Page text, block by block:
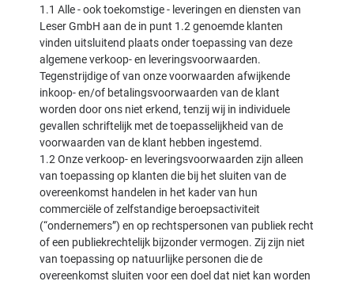
1.1 Alle - ook toekomstige - leveringen en diensten van
Leser GmbH aan de in punt 1.2 genoemde klanten
vinden uitsluitend plaats onder toepassing van deze
algemene verkoop- en leveringsvoorwaarden.
Tegenstrijdige of van onze voorwaarden afwijkende
inkoop- en/of betalingsvoorwaarden van de klant
worden door ons niet erkend, tenzij wij in individuele
gevallen schriftelijk met de toepasselijkheid van de
voorwaarden van de klant hebben ingestemd.
1.2 Onze verkoop- en leveringsvoorwaarden zijn alleen
van toepassing op klanten die bij het sluiten van de
overeenkomst handelen in het kader van hun
commerciële of zelfstandige beroepsactiviteit
(“ondernemers”) en op rechtspersonen van publiek recht
of een publiekrechtelijk bijzonder vermogen. Zij zijn niet
van toepassing op natuurlijke personen die de
overeenkomst sluiten voor een doel dat niet kan worden